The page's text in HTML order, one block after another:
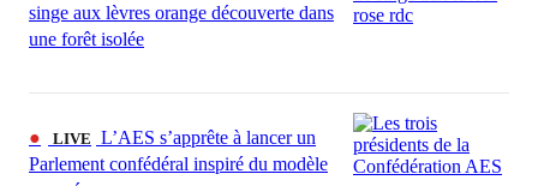
singe aux lèvres orange découverte dans
une forêt isolée
● LIVE
L’AES s’apprête à lancer un
Parlement confédéral inspiré du modèle